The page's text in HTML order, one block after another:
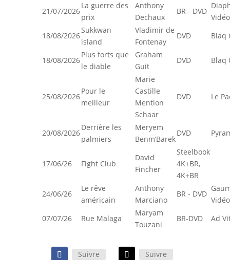
21/07/2026
La guerre des
prix
Anthony
Dechaux
BR - DVD
Vidéo
18/08/2026
Sukkwan
island
Vladimir de
Fontenay
DVD Blaq
18/08/2026
Plus forts que
le diable
Graham
Guit
DVD Blaq
25/08/2026
Pour le
meilleur
Marie
Castille
Mention
Schaar
DVD Le
20/08/2026
Derrière les
palmiers
Meryem
Benm’Barek
DVD
17/06/26 Fight Club
David
Fincher
Steelbook
4K+BR,
4K+BR
24/06/26
Le rêve
américain
Anthony
Marciano
BR - DVD
Vidéo
07/07/26
Rue Malaga
Maryam
Touzani
BR-DVD Ad
Suivre Suivre